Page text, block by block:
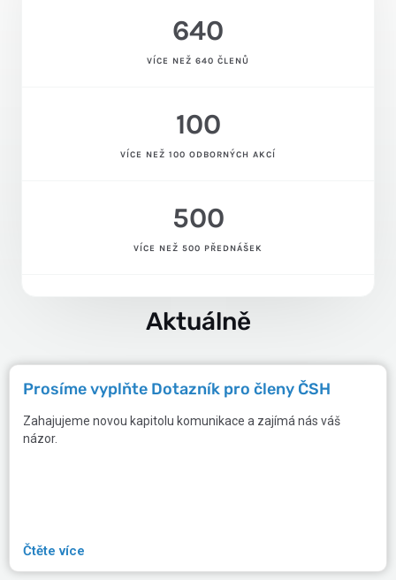
640
VÍCE NEŽ 640 ČLENŮ
100
VÍCE NEŽ 100 ODBORNÝCH AKCÍ
500
VÍCE NEŽ 500 PŘEDNÁŠEK
Aktuálně
Prosíme vyplňte Dotazník pro členy ČSH
Zahajujeme novou kapitolu komunikace a zajímá nás váš
názor.
Čtěte více